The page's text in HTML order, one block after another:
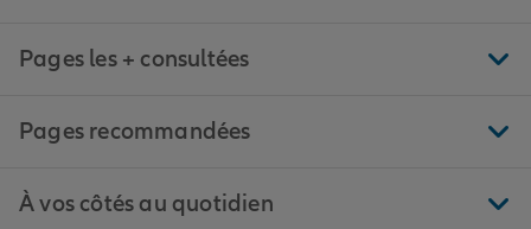
Pages les + consultées
Pages recommandées
À vos côtés au quotidien